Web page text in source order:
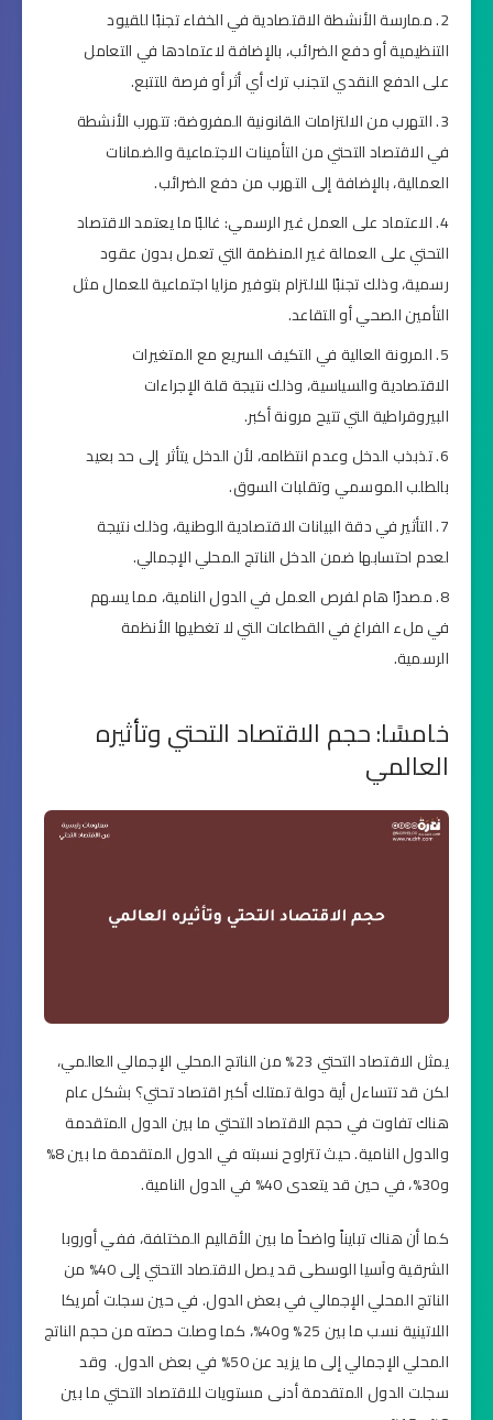
ممارسة الأنشطة الاقتصادية في الخفاء تجنبًا للقيود
التنظيمية أو دفع الضرائب، بالإضافة لاعتمادها في التعامل
على الدفع النقدي لتجنب ترك أي أثر أو فرصة للتتبع.
التهرب من الالتزامات القانونية المفروضة: تتهرب الأنشطة
في الاقتصاد التحتي من التأمينات الاجتماعية والضمانات
العمالية، بالإضافة إلى التهرب من دفع الضرائب.
الاعتماد على العمل غير الرسمي: غالبًا ما يعتمد الاقتصاد
التحتي على العمالة غير المنظمة التي تعمل بدون عقود
رسمية، وذلك تجنبًا للالتزام بتوفير مزايا اجتماعية للعمال مثل
التأمين الصحي أو التقاعد.
المرونة العالية في التكيف السريع مع المتغيرات
الاقتصادية والسياسية، وذلك نتيجة قلة الإجراءات
البيروقراطية التي تتيح مرونة أكبر.
تذبذب الدخل وعدم انتظامه، لأن الدخل يتأثر إلى حد بعيد
بالطلب الموسمي وتقلبات السوق.
التأثير في دقة البيانات الاقتصادية الوطنية، وذلك نتيجة
لعدم احتسابها ضمن الدخل الناتج المحلي الإجمالي.
مصدرًا هام لفرص العمل في الدول النامية، مما يسهم
في ملء الفراغ في القطاعات التي لا تغطيها الأنظمة
الرسمية.
خامسًا: حجم الاقتصاد التحتي وتأثيره
العالمي
يمثل الاقتصاد التحتي 23% من الناتج المحلي الإجمالي العالمي،
لكن قد تتساءل أية دولة تمتلك أكبر اقتصاد تحتي؟ بشكل عام
هناك تفاوت في حجم الاقتصاد التحتي ما بين الدول المتقدمة
والدول النامية. حيث تتراوح نسبته في الدول المتقدمة ما بين 8%
و30%، في حين قد يتعدى 40% في الدول النامية.
كما أن هناك تبايناً واضحاً ما بين الأقاليم المختلفة، ففي أوروبا
الشرقية وآسيا الوسطى قد يصل الاقتصاد التحتي إلى 40% من
الناتج المحلي الإجمالي في بعض الدول. في حين سجلت أمريكا
اللاتينية نسب ما بين 25% و40%، كما وصلت حصته من حجم الناتج
المحلي الإجمالي إلى ما يزيد عن 50% في بعض الدول. وقد
سجلت الدول المتقدمة أدنى مستويات للاقتصاد التحتي ما بين